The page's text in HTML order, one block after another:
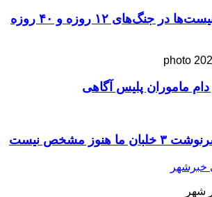
۲ عامل مهم صهیونیست‌ها در جنگ‌های ۱۲ روزه و ۴۰ روزه
ماموران پلیس آگاهی
مشخص نیست
شهر